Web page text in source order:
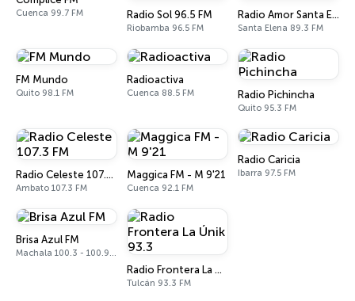
Cuenca 99.7 FM Radio Sol 96.5 FM
Riobamba 96.5 FM
Radio Amor Santa Elena
Santa Elena 89.3 FM
FM Mundo
Quito 98.1 FM
Radioactiva
Cuenca 88.5 FM Radio Pichincha
Quito 95.3 FM
Radio Celeste 107.3 FM
Ambato 107.3 FM
Maggica FM - M 9'21
Cuenca 92.1 FM
Radio Caricia
Ibarra 97.5 FM
Brisa Azul FM
Machala 100.3 - 100.9 FM
Radio Frontera La Únik 93.3
Tulcán 93.3 FM